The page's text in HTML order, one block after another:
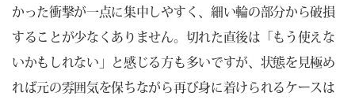
かった衝撃が一点に集中しやすく、細い輪の部分から破損
することが少なくありません。切れた直後は「もう使えな
いかもしれない」と感じる方も多いですが、状態を見極め
れば元の雰囲気を保ちながら再び身に着けられるケースは